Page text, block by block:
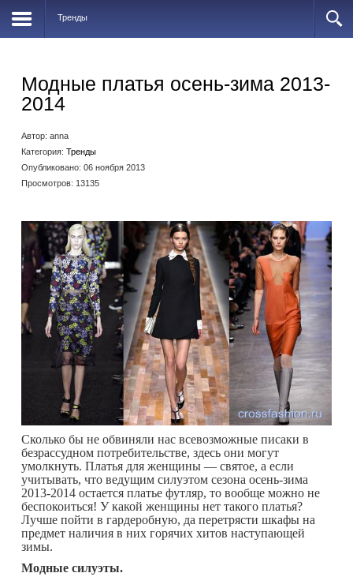
Тренды
Модные платья осень-зима 2013-
2014
Автор: anna
Категория: Тренды
Опубликовано: 06 ноября 2013
Просмотров: 13135
Сколько бы не обвиняли нас всевозможные писаки в
безрассудном потребительстве, здесь они могут
умолкнуть. Платья для женщины — святое, а если
учитывать, что ведущим силуэтом сезона осень-зима
2013-2014 остается платье футляр, то вообще можно не
беспокоиться! У какой женщины нет такого платья?
Лучше пойти в гардеробную, да перетрясти шкафы на
предмет наличия в них горячих хитов наступающей
зимы.
Модные силуэты.